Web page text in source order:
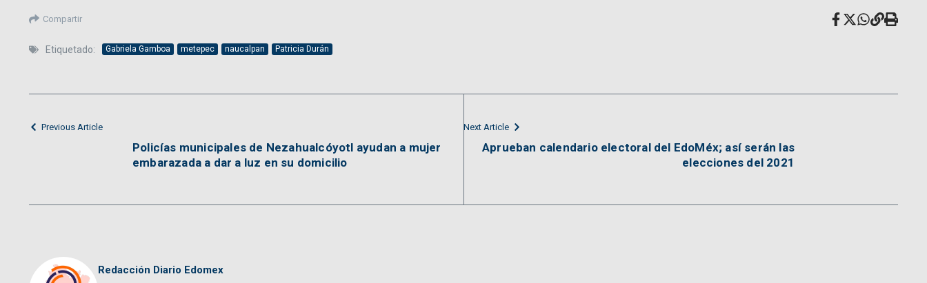
Compartir
Etiquetado: Gabriela Gamboa metepec naucalpan Patricia Durán
Previous Article
Policías municipales de Nezahualcóyotl ayudan a mujer
embarazada a dar a luz en su domicilio
Next Article
Aprueban calendario electoral del EdoMéx; así serán las
elecciones del 2021
Redacción Diario Edomex